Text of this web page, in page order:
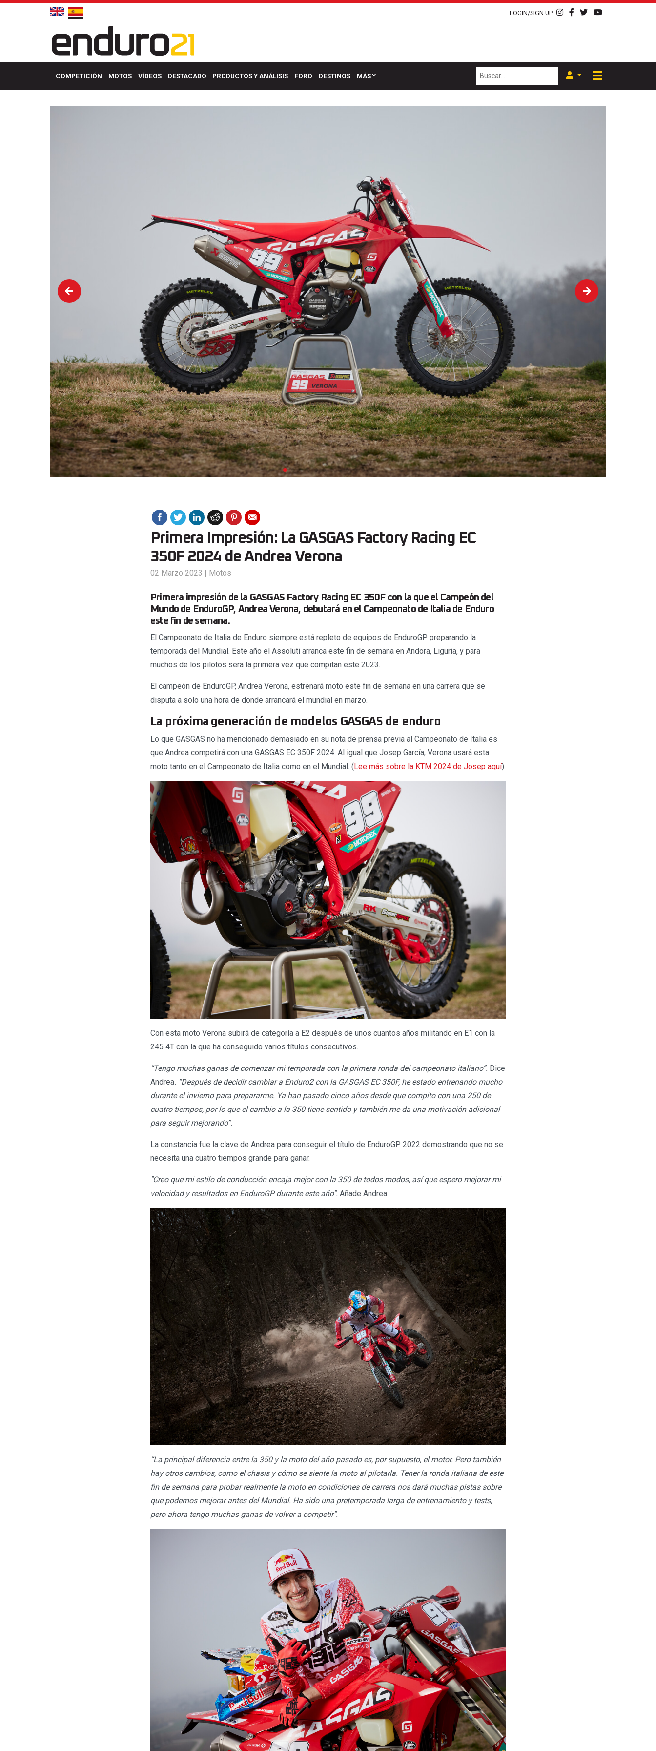
LOGIN/SIGN UP
COMPETICIÓN MOTOS VÍDEOS DESTACADO PRODUCTOS Y ANÁLISIS FORO DESTINOS MÁS
Primera Impresión: La GASGAS Factory Racing EC
350F 2024 de Andrea Verona
02 Marzo 2023 | Motos
Primera impresión de la GASGAS Factory Racing EC 350F con la que el Campeón del
Mundo de EnduroGP, Andrea Verona, debutará en el Campeonato de Italia de Enduro
este fin de semana.
El Campeonato de Italia de Enduro siempre está repleto de equipos de EnduroGP preparando la
temporada del Mundial. Este año el Assoluti arranca este fin de semana en Andora, Liguria, y para
muchos de los pilotos será la primera vez que compitan este 2023.
El campeón de EnduroGP, Andrea Verona, estrenará moto este fin de semana en una carrera que se
disputa a solo una hora de donde arrancará el mundial en marzo.
La próxima generación de modelos GASGAS de enduro
Lo que GASGAS no ha mencionado demasiado en su nota de prensa previa al Campeonato de Italia es
que Andrea competirá con una GASGAS EC 350F 2024. Al igual que Josep García, Verona usará esta
moto tanto en el Campeonato de Italia como en el Mundial. (Lee más sobre la KTM 2024 de Josep aquí)
Con esta moto Verona subirá de categoría a E2 después de unos cuantos años militando en E1 con la
245 4T con la que ha conseguido varios títulos consecutivos.
“Tengo muchas ganas de comenzar mi temporada con la primera ronda del campeonato italiano”. Dice
Andrea. “Después de decidir cambiar a Enduro2 con la GASGAS EC 350F, he estado entrenando mucho
durante el invierno para prepararme. Ya han pasado cinco años desde que compito con una 250 de
cuatro tiempos, por lo que el cambio a la 350 tiene sentido y también me da una motivación adicional
para seguir mejorando”.
La constancia fue la clave de Andrea para conseguir el título de EnduroGP 2022 demostrando que no se
necesita una cuatro tiempos grande para ganar.
"Creo que mi estilo de conducción encaja mejor con la 350 de todos modos, así que espero mejorar mi
velocidad y resultados en EnduroGP durante este año". Añade Andrea.
“La principal diferencia entre la 350 y la moto del año pasado es, por supuesto, el motor. Pero también
hay otros cambios, como el chasis y cómo se siente la moto al pilotarla. Tener la ronda italiana de este
fin de semana para probar realmente la moto en condiciones de carrera nos dará muchas pistas sobre
que podemos mejorar antes del Mundial. Ha sido una pretemporada larga de entrenamiento y tests,
pero ahora tengo muchas ganas de volver a competir".